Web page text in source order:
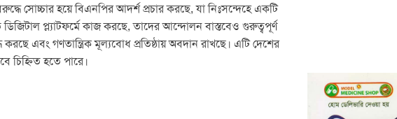
সোচ্চার হয়ে বিএনপির আদর্শ প্রচার করছে, যা নিঃসন্দেহে একটি
প্ল্যাটফর্মে কাজ করছে, তাদের আন্দোলন বাস্তবেও গুরুত্বপূর্ণ
এবং গণতান্ত্রিক মূল্যবোধ প্রতিষ্ঠায় অবদান রাখছে। এটি দেশের
চিহ্নিত হতে পারে।